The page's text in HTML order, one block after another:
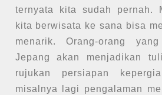
ternyata kita sudah pernah.
kita berwisata ke sana bisa
menarik. Orang-orang
Jepang akan menjadikan
rujukan persiapan
misalnya lagi pengalaman